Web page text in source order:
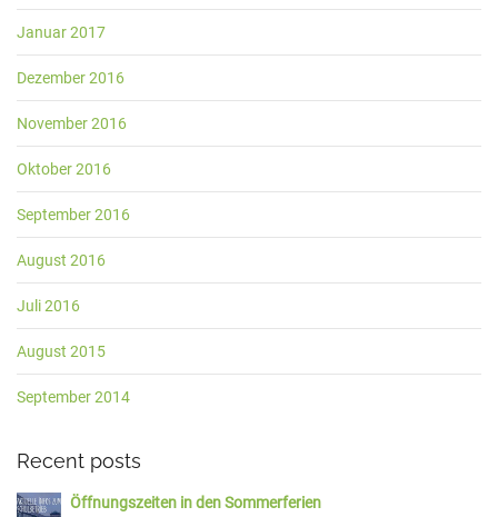
Januar 2017
Dezember 2016
November 2016
Oktober 2016
September 2016
August 2016
Juli 2016
August 2015
September 2014
Recent posts
Öffnungszeiten in den Sommerferien